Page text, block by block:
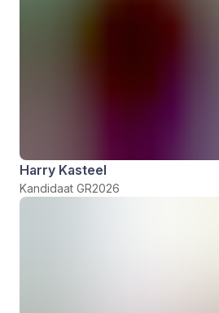
Harry Kasteel
Kandidaat GR2026